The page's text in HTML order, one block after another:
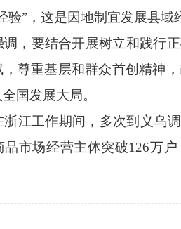
验”，这是因地制宜发展县域
要结合开展树立和践行正
，尊重基层和群众首创精神
国发展大局。
工作期间，多次到义乌调
品市场经营主体突破126万